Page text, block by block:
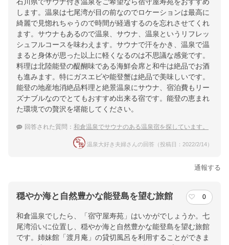
石川県でサウナ付き温泉をご希望なら宿守屋寿苑をおすすめ
します。温泉は七尾湾が目の前なのでロケーションは最高に
綺麗で見惚れちゃうので時間が経過するのを忘れさせてくれ
ます。サウナもあるので温泉、サウナ、温泉というリフレッ
シュフルコースを味わえます。サウナで汗をかき、温泉で温
まると身体が思った以上に軽くなるのは不思議な感覚です。
料理は北陸能登の醍醐味である海鮮会席と和牛は絶品でお酒
も進みます。特にガスエビや能登蟹は絶品で美味しいです。
能登の地産地消絶品料理と絶景温泉にサウナ、宿泊費もリー
ズナブルなのでとてもおすすめ出来る宿です。能登の恵まれ
た環境での贅沢を堪能してください。
回答された質問： 和倉温泉でサウナのある温泉宿を探しています。
温泉大好き夫婦さんの回答（投稿日：2022/2/14）
通報する
穏やか海と自然豊かな能登島を望む旅館 0
和倉温泉でしたら、「宿守屋寿苑」はいかがでしょうか。七
尾湾沿いに位置し、穏やか海と自然豊かな能登島を望む旅館
です。姉妹館「渡月庵」の貸切風呂を利用することができま